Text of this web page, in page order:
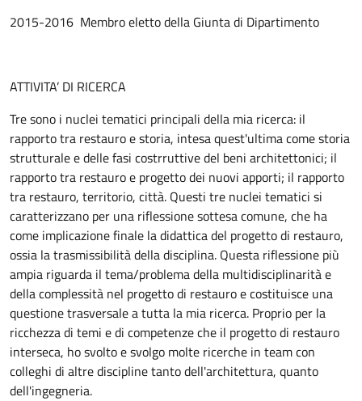
2015-2016 Membro eletto della Giunta di Dipartimento
ATTIVITA’ DI RICERCA
Tre sono i nuclei tematici principali della mia ricerca: il
rapporto tra restauro e storia, intesa quest'ultima come storia
strutturale e delle fasi costrruttive del beni architettonici; il
rapporto tra restauro e progetto dei nuovi apporti; il rapporto
tra restauro, territorio, città. Questi tre nuclei tematici si
caratterizzano per una riflessione sottesa comune, che ha
come implicazione finale la didattica del progetto di restauro,
ossia la trasmissibilità della disciplina. Questa riflessione più
ampia riguarda il tema/problema della multidisciplinarità e
della complessità nel progetto di restauro e costituisce una
questione trasversale a tutta la mia ricerca. Proprio per la
ricchezza di temi e di competenze che il progetto di restauro
interseca, ho svolto e svolgo molte ricerche in team con
colleghi di altre discipline tanto dell'architettura, quanto
dell'ingegneria.